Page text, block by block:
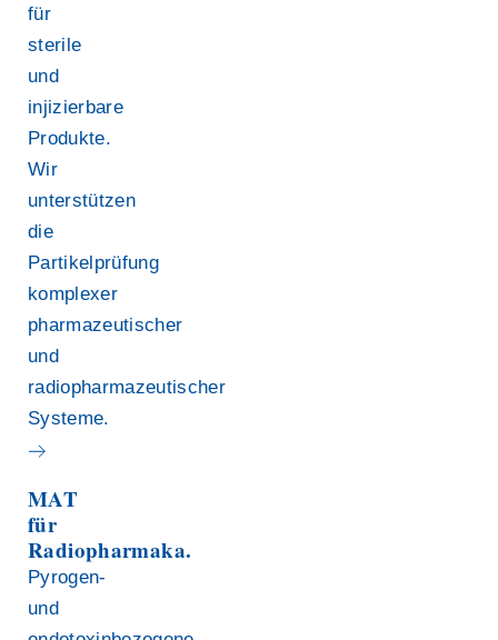
für
sterile
und
injizierbare
Produkte.
Wir
unterstützen
die
Partikelprüfung
komplexer
pharmazeutischer
und
radiopharmazeutischer
Systeme.
MAT
für
Radiopharmaka.
Pyrogen-
und